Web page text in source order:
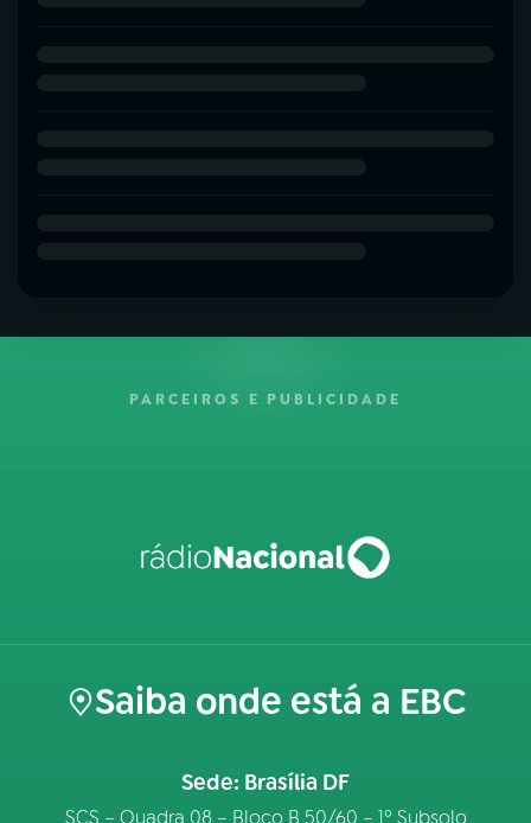
PARCEIROS E PUBLICIDADE
Saiba onde está a EBC
Sede: Brasília DF
SCS – Quadra 08 – Bloco B 50/60 – 1º Subsolo